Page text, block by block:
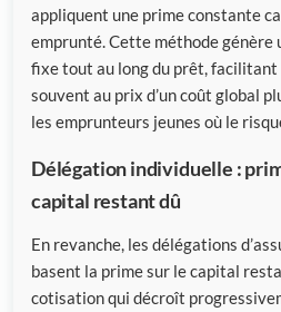
appliquent une prime constante
emprunté. Cette méthode génère
fixe tout au long du prêt, facilitant
souvent au prix d’un coût global
les emprunteurs jeunes où le
Délégation individuelle :
capital restant dû
En revanche, les délégations
basent la prime sur le capital
cotisation qui décroît